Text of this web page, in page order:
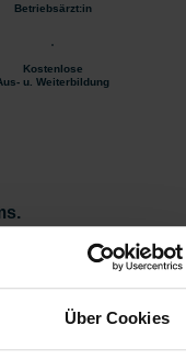
Über Cookies
Betriebsärzt:in
Kostenlose
u. Weiterbildung
Karriere aktiv.